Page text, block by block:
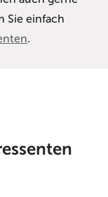
Sie einfach
.